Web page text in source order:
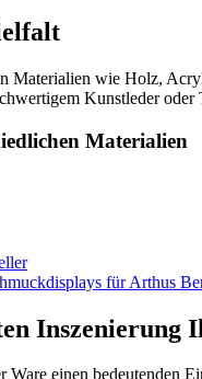
Materialien wie Holz,
Kunstleder
Materialien
Inszenierung
Ware einen